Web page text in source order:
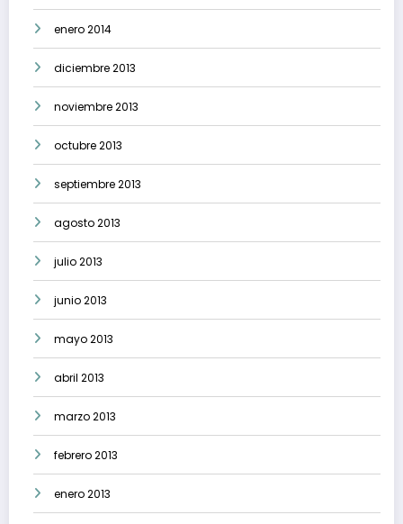
enero 2014
diciembre 2013
noviembre 2013
octubre 2013
septiembre 2013
agosto 2013
julio 2013
junio 2013
mayo 2013
abril 2013
marzo 2013
febrero 2013
enero 2013